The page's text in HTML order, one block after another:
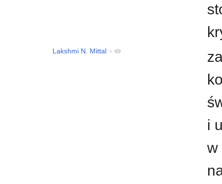
Lakshmi N. Mittal +
i
w